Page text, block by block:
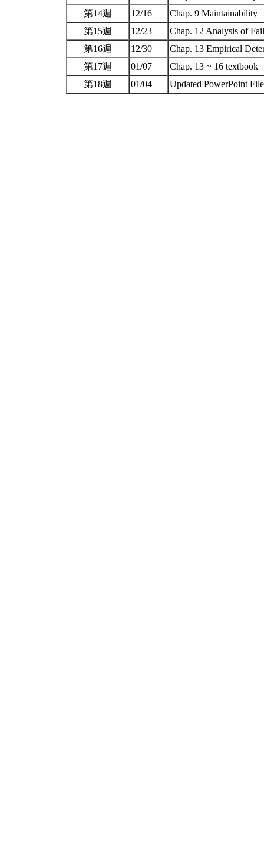
第14週
12/16
Chap. 9 Maintainability
第15週
12/23
Chap. 12 Analysis of
第16週
12/30
Chap. 13 Empirical
第17週
01/07
Chap. 13 ~ 16 textbook
第18週
01/04 Updated PowerPoint